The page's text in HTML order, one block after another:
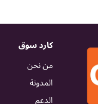
كارد سوق